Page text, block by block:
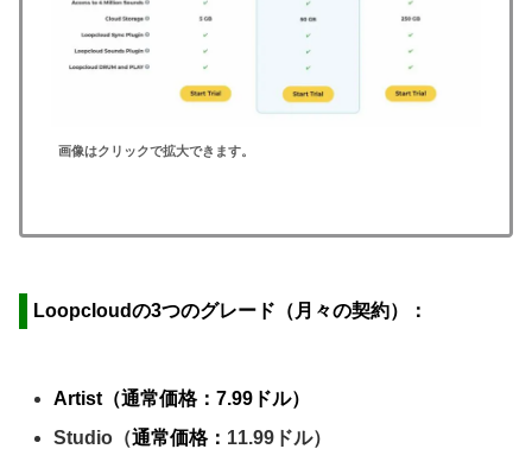
画像はクリックで拡大できます。
Loopcloudの3つのグレード（月々の契約）：
Artist（通常価格：7.99ドル）
Studio（通常価格： 11.99ドル）